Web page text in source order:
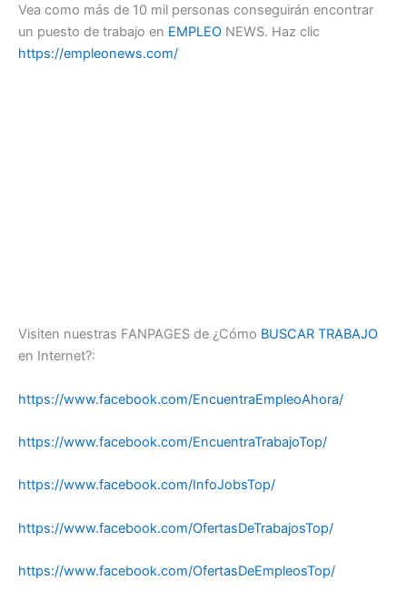
Vea como más de 10 mil personas conseguirán encontrar
un puesto de trabajo en EMPLEO NEWS. Haz clic
https://empleonews.com/
Visiten nuestras FANPAGES de ¿Cómo BUSCAR TRABAJO
en Internet?:
https://www.facebook.com/EncuentraEmpleoAhora/
https://www.facebook.com/EncuentraTrabajoTop/
https://www.facebook.com/InfoJobsTop/
https://www.facebook.com/OfertasDeTrabajosTop/
https://www.facebook.com/OfertasDeEmpleosTop/